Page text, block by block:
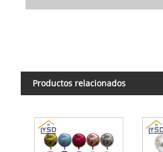
Productos relacionados